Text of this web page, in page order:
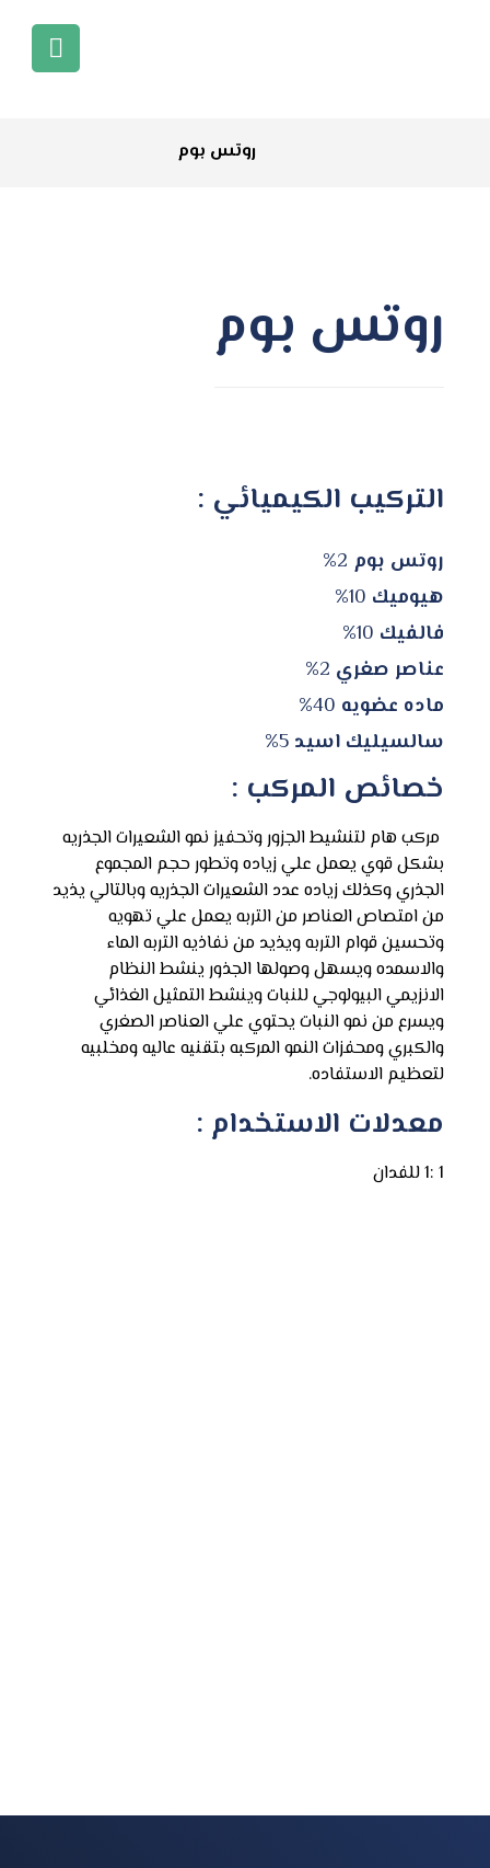
روتس بوم
روتس بوم
التركيب الكيميائي :
روتس بوم 2%
هيوميك 10%
فالفيك 10%
عناصر صغري 2%
ماده عضويه 40%
سالسيليك اسيد5%
خصائص المركب :
مركب هام لتنشيط الجزور وتحفيز نمو الشعيرات الجذريه
بشكل قوي يعمل علي زياده وتطور حجم المجموع
الجذري وكذلك زياده عدد الشعيرات الجذريه وبالتالي يذيد
من امتصاص العناصر من التربه يعمل علي تهويه
وتحسين قوام التربه ويذيد من نفاذيه التربه الماء
والاسمده ويسهل وصولها الجذور ينشط النظام
الانزيمي البيولوجي للنبات وينشط التمثيل الغذائي
ويسرع من نمو النبات يحتوي علي العناصر الصغري
والكبري ومحفزات النمو المركبه بتقنيه عاليه ومخلبيه
لتعظيم الاستفاده.
معدلات الاستخدام :
1 :1 للفدان